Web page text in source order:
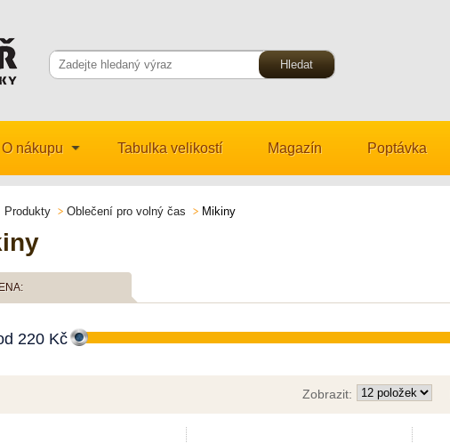
O nákupu Tabulka velikostí Magazín Poptávka
Produkty Oblečení pro volný čas Mikiny
220 Kč
Zobrazit: